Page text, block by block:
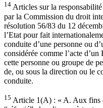
14 Articles sur la
par la Commission du droit
résolution 56/83 du 12
l’Etat pour fait
conduite d’une personne ou
considérée comme l’acte
cette personne ou groupe de
de, ou sous la direction ou le
conduite.
15 Article 1(A) : « A. Aux fins